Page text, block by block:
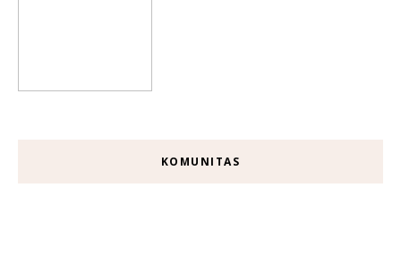
KOMUNITAS